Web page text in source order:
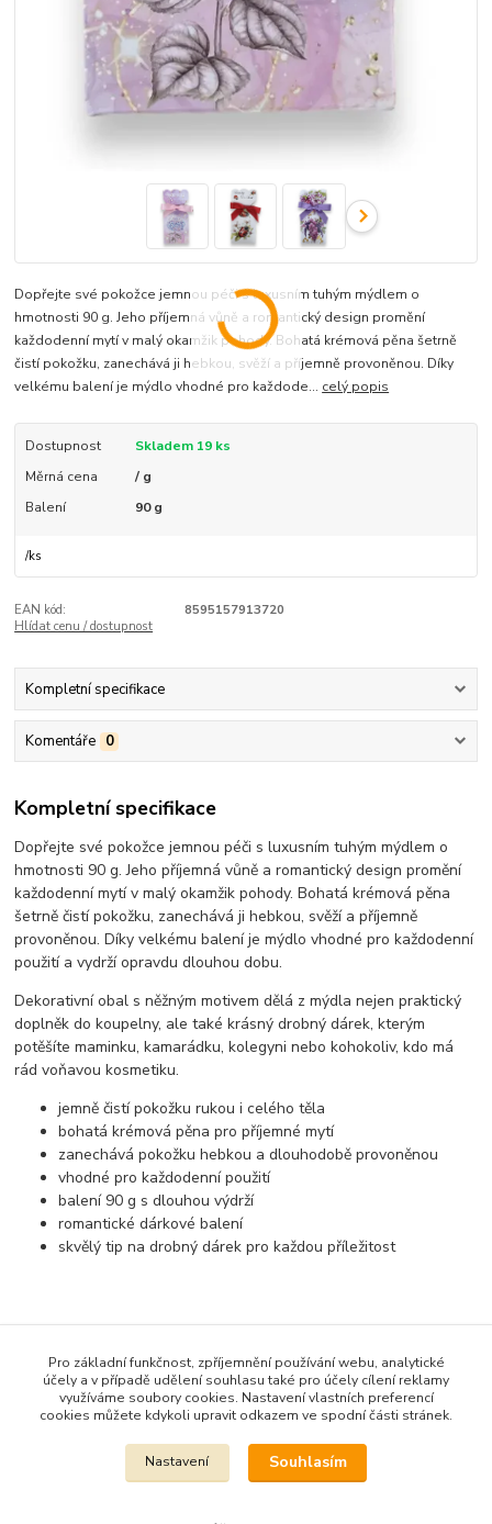
Dopřejte své pokožce jemnou péči s luxusním tuhým mýdlem o
hmotnosti 90 g. Jeho příjemná vůně a romantický design promění
každodenní mytí v malý okamžik pohody. Bohatá krémová pěna šetrně
čistí pokožku, zanechává ji hebkou, svěží a příjemně provoněnou. Díky
velkému balení je mýdlo vhodné pro každode... celý popis
Dostupnost
Skladem 19 ks
Měrná cena
/ g
Balení
90 g
/ks
EAN kód:
8595157913720
Hlídat cenu / dostupnost
Kompletní specifikace
Komentáře 0
Kompletní specifikace
Dopřejte své pokožce jemnou péči s luxusním tuhým mýdlem o
hmotnosti 90 g. Jeho příjemná vůně a romantický design promění
každodenní mytí v malý okamžik pohody. Bohatá krémová pěna
šetrně čistí pokožku, zanechává ji hebkou, svěží a příjemně
provoněnou. Díky velkému balení je mýdlo vhodné pro každodenní
použití a vydrží opravdu dlouhou dobu.
Dekorativní obal s něžným motivem dělá z mýdla nejen praktický
doplněk do koupelny, ale také krásný drobný dárek, kterým
potěšíte maminku, kamarádku, kolegyni nebo kohokoliv, kdo má
rád voňavou kosmetiku.
jemně čistí pokožku rukou i celého těla
bohatá krémová pěna pro příjemné mytí
zanechává pokožku hebkou a dlouhodobě provoněnou
vhodné pro každodenní použití
balení 90 g s dlouhou výdrží
romantické dárkové balení
skvělý tip na drobný dárek pro každou příležitost
ČESKÁ MÝDLA a kosmetika
Mýdla 90 G
Pro základní funkčnost, zpříjemnění používání webu, analytické
účely a v případě udělení souhlasu také pro účely cílení reklamy
využíváme soubory cookies. Nastavení vlastních preferencí
cookies můžete kdykoli upravit odkazem ve spodní části stránek.
Nastavení Souhlasím